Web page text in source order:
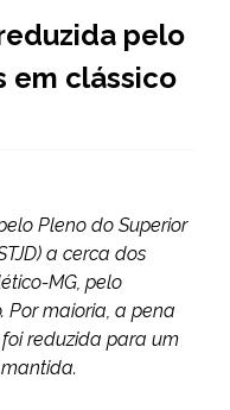
pelo
em clássico
Pleno do Superior
a cerca dos
MG, pelo
Por maioria, a pena
reduzida para um